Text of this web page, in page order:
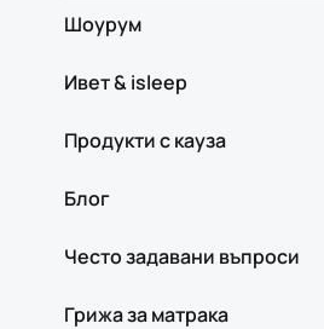
Шоурум
Ивет & isleep
Продукти с кауза
Блог
Често задавани въпроси
Грижа за матрака